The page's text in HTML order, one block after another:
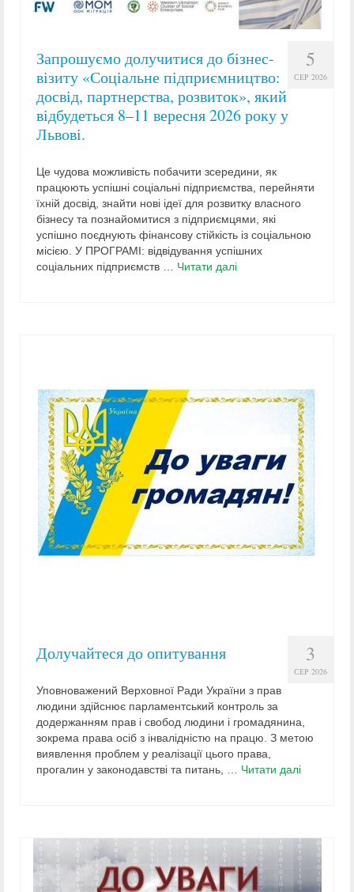
5
СЕР 2026
Запрошуємо долучитися до бізнес-
візиту «Соціальне підприємництво:
досвід, партнерства, розвиток», який
відбудеться 8–11 вересня 2026 року у
Львові.
Це чудова можливість побачити зсередини, як
працюють успішні соціальні підприємства, перейняти
їхній досвід, знайти нові ідеї для розвитку власного
бізнесу та познайомитися з підприємцями, які
успішно поєднують фінансову стійкість із соціальною
місією. У ПРОГРАМІ: відвідування успішних
соціальних підприємств … Читати далі
3
СЕР 2026
Долучайтеся до опитування
Уповноважений Верховної Ради України з прав
людини здійснює парламентський контроль за
додержанням прав і свобод людини і громадянина,
зокрема права осіб з інвалідністю на працю. З метою
виявлення проблем у реалізації цього права,
прогалин у законодавстві та питань, … Читати далі